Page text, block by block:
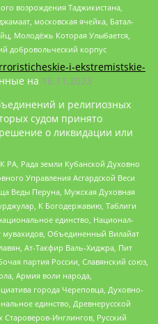
возрождения Таджикистана,
московская ячейка, Батал-
Молодёжь Которая Улыбается,
добровольческий корпус
i-ekstremistskie-
на 16.11.2023
и религиозных
судом принято
о ликвидации или
РА, Рада земли Кубанской Духовно
Управления Асгардской Веси
Веды Перуна, Мужская Духовная
К Богодержавию, Таблиги
единство, Национал-
мувахидов, Объединенный Вилайат
Ат-Такфир Валь-Хиджра, Пит
партия России, Славянский союз,
Армия воли народа,
города Череповца, Духовно-
единство, Древнерусской
Инглингов, Русский